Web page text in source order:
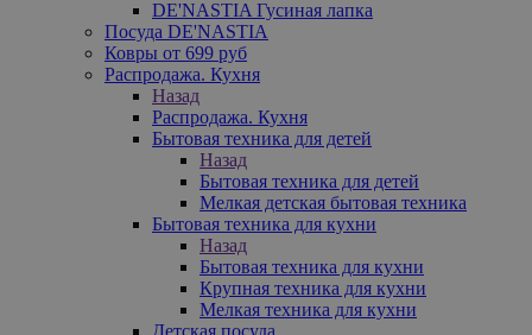
DE'NASTIA Гусиная лапка
Посуда DE'NASTIA
Ковры от 699 руб
Распродажа. Кухня
Назад
Распродажа. Кухня
Бытовая техника для детей
Назад
Бытовая техника для детей
Мелкая детская бытовая техника
Бытовая техника для кухни
Назад
Бытовая техника для кухни
Крупная техника для кухни
Мелкая техника для кухни
Детская посуда